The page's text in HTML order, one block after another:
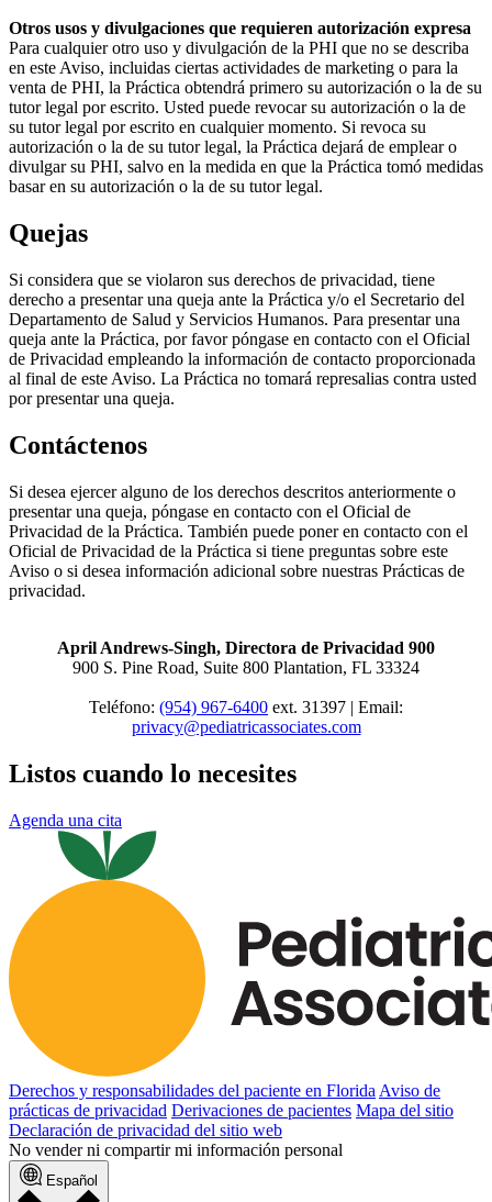
Otros usos y divulgaciones que requieren autorización expresa
Para cualquier otro uso y divulgación de la PHI que no se describa
en este Aviso, incluidas ciertas actividades de marketing o para la
venta de PHI, la Práctica obtendrá primero su autorización o la de su
tutor legal por escrito. Usted puede revocar su autorización o la de
su tutor legal por escrito en cualquier momento. Si revoca su
autorización o la de su tutor legal, la Práctica dejará de emplear o
divulgar su PHI, salvo en la medida en que la Práctica tomó medidas
basar en su autorización o la de su tutor legal.
Quejas
Si considera que se violaron sus derechos de privacidad, tiene
derecho a presentar una queja ante la Práctica y/o el Secretario del
Departamento de Salud y Servicios Humanos. Para presentar una
queja ante la Práctica, por favor póngase en contacto con el Oficial
de Privacidad empleando la información de contacto proporcionada
al final de este Aviso. La Práctica no tomará represalias contra usted
por presentar una queja.
Contáctenos
Si desea ejercer alguno de los derechos descritos anteriormente o
presentar una queja, póngase en contacto con el Oficial de
Privacidad de la Práctica. También puede poner en contacto con el
Oficial de Privacidad de la Práctica si tiene preguntas sobre este
Aviso o si desea información adicional sobre nuestras Prácticas de
privacidad.
April Andrews-Singh, Directora de Privacidad 900
900 S. Pine Road, Suite 800 Plantation, FL 33324
Teléfono: (954) 967-6400 ext. 31397 | Email:
privacy@pediatricassociates.com
Listos cuando lo necesites
Agenda una cita
Derechos y responsabilidades del paciente en Florida Aviso de
prácticas de privacidad Derivaciones de pacientes Mapa del sitio
Declaración de privacidad del sitio web
No vender ni compartir mi información personal
Español